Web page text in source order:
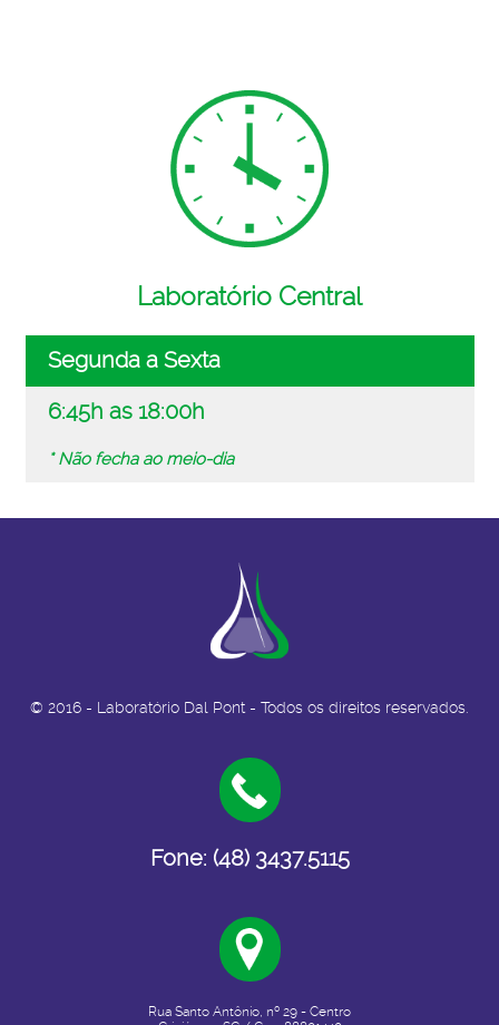
Laboratório Central
Segunda a Sexta
6:45h as 18:00h
* Não fecha ao meio-dia
© 2016 - Laboratório Dal Pont - Todos os direitos reservados.
Fone: (48) 3437.5115
Rua Santo Antônio, nº 29 - Centro